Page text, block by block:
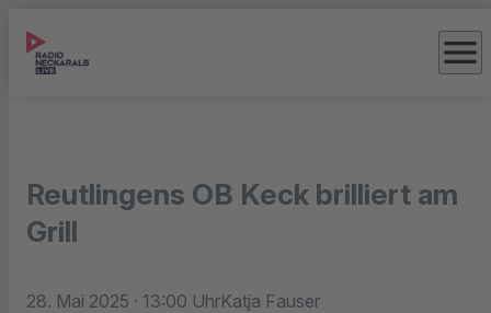
menu
Reutlingens OB Keck brilliert am
Grill
28. Mai 2025 · 13:00 UhrKatja Fauser